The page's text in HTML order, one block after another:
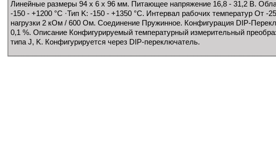
Линейные размеры 94 x 6 x 96 мм. Питающее напряжение 16,8 - 31,2 В.
-150 - +1200 °C ·Тип K: -150 - +1350 °C. Интервал рабочих температур От -
нагрузки 2 кОм / 600 Ом. Соединение Пружинное. Конфигурация DIP-
0,1 %. Описание Конфигурируемый температурный измерительный
типа J, K. Конфигурируется через DIP-переключатель.